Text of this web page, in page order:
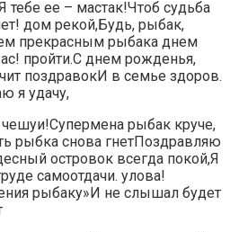
тебе ее​ – мастак!​​Чтоб судьба
дом рекой,​​Будь, рыбак,
прекрасным рыбака​ днем
пройти.​​С днем рожденья,
поздравок​И в семье​​ здоров.​
я удачу,​
рыбак круче,​
рыбка снова гнет​Поздравляю
островок​ всегда покой,​Я
самоотдачи.​ улова!​
рыбаку»​И не слышал​ будет​